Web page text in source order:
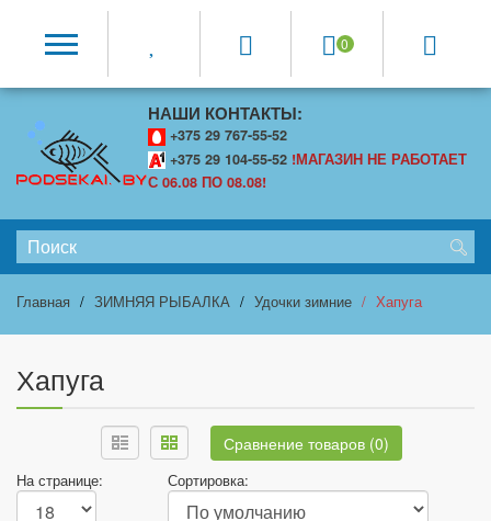
0
НАШИ КОНТАКТЫ:
+375 29 767-55-52
+375 29 104-55-52 !МАГАЗИН НЕ РАБОТАЕТ
С 06.08 ПО 08.08!
Главная ЗИМНЯЯ РЫБАЛКА Удочки зимние Хапуга
Хапуга
Сравнение товаров (0)
На странице: Сортировка: